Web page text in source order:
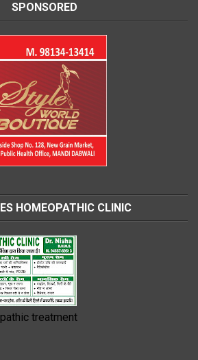
SPONSORED
HOMEOPATHIC CLINIC
treatment